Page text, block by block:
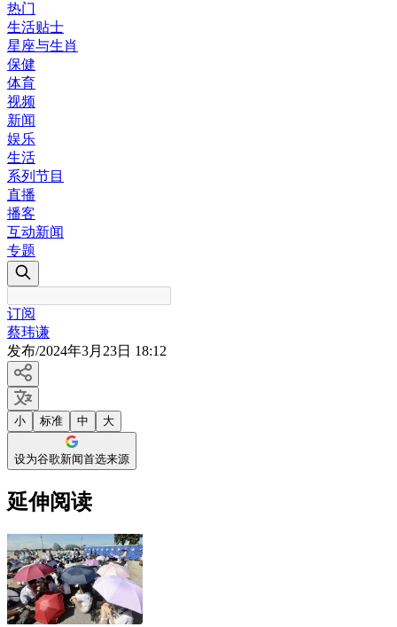
热门
生活贴士
星座与生肖
保健
体育
视频
新闻
娱乐
生活
系列节目
直播
播客
互动新闻
专题
订阅
蔡玮谦
发布/2024年3月23日 18:12
小 标准 中 大
设为谷歌新闻首选来源
延伸阅读